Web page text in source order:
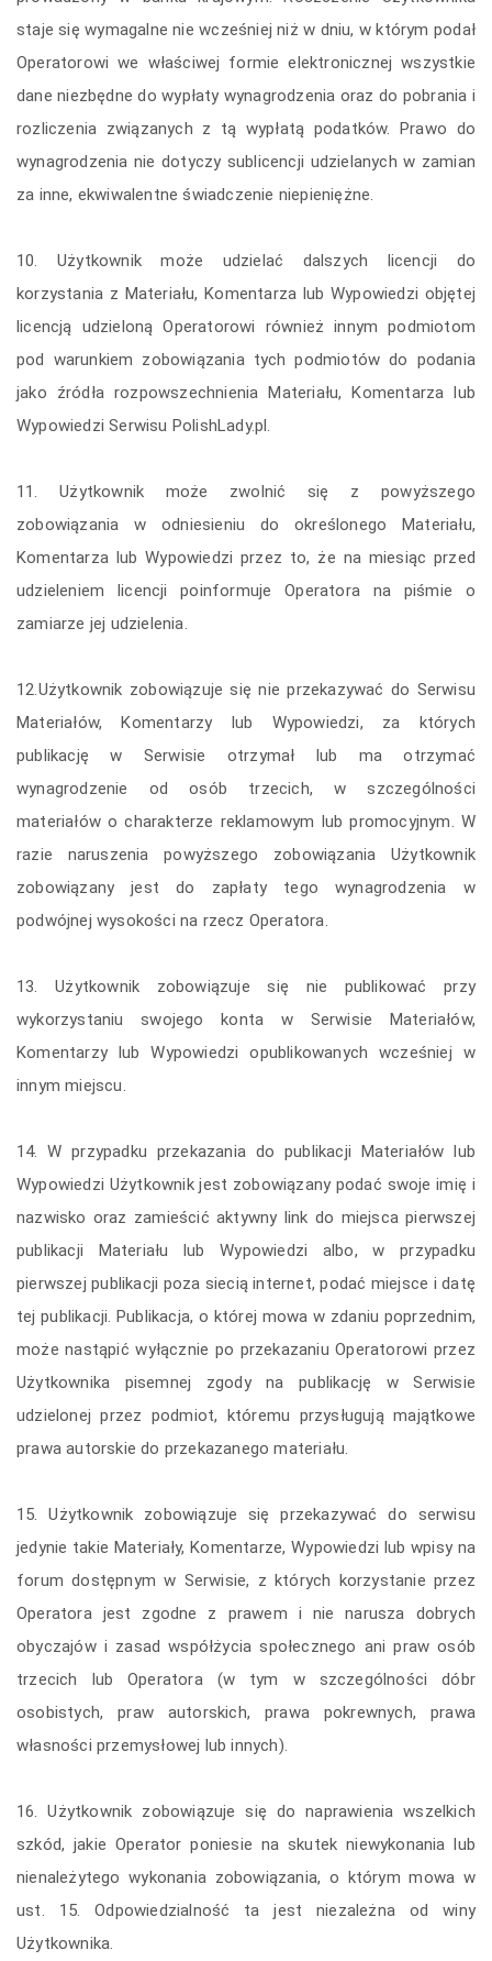
staje się wymagalne nie wcześniej niż w dniu, w którym podał
Operatorowi we właściwej formie elektronicznej wszystkie
dane niezbędne do wypłaty wynagrodzenia oraz do pobrania i
rozliczenia związanych z tą wypłatą podatków. Prawo do
wynagrodzenia nie dotyczy sublicencji udzielanych w zamian
za inne, ekwiwalentne świadczenie niepieniężne.
10. Użytkownik może udzielać dalszych licencji do
korzystania z Materiału, Komentarza lub Wypowiedzi objętej
licencją udzieloną Operatorowi również innym podmiotom
pod warunkiem zobowiązania tych podmiotów do podania
jako źródła rozpowszechnienia Materiału, Komentarza lub
Wypowiedzi Serwisu PolishLady.pl.
11. Użytkownik może zwolnić się z powyższego
zobowiązania w odniesieniu do określonego Materiału,
Komentarza lub Wypowiedzi przez to, że na miesiąc przed
udzieleniem licencji poinformuje Operatora na piśmie o
zamiarze jej udzielenia.
12.Użytkownik zobowiązuje się nie przekazywać do Serwisu
Materiałów, Komentarzy lub Wypowiedzi, za których
publikację w Serwisie otrzymał lub ma otrzymać
wynagrodzenie od osób trzecich, w szczególności
materiałów o charakterze reklamowym lub promocyjnym. W
razie naruszenia powyższego zobowiązania Użytkownik
zobowiązany jest do zapłaty tego wynagrodzenia w
podwójnej wysokości na rzecz Operatora.
13. Użytkownik zobowiązuje się nie publikować przy
wykorzystaniu swojego konta w Serwisie Materiałów,
Komentarzy lub Wypowiedzi opublikowanych wcześniej w
innym miejscu.
14. W przypadku przekazania do publikacji Materiałów lub
Wypowiedzi Użytkownik jest zobowiązany podać swoje imię i
nazwisko oraz zamieścić aktywny link do miejsca pierwszej
publikacji Materiału lub Wypowiedzi albo, w przypadku
pierwszej publikacji poza siecią internet, podać miejsce i datę
tej publikacji. Publikacja, o której mowa w zdaniu poprzednim,
może nastąpić wyłącznie po przekazaniu Operatorowi przez
Użytkownika pisemnej zgody na publikację w Serwisie
udzielonej przez podmiot, któremu przysługują majątkowe
prawa autorskie do przekazanego materiału.
15. Użytkownik zobowiązuje się przekazywać do serwisu
jedynie takie Materiały, Komentarze, Wypowiedzi lub wpisy na
forum dostępnym w Serwisie, z których korzystanie przez
Operatora jest zgodne z prawem i nie narusza dobrych
obyczajów i zasad współżycia społecznego ani praw osób
trzecich lub Operatora (w tym w szczególności dóbr
osobistych, praw autorskich, prawa pokrewnych, prawa
własności przemysłowej lub innych).
16. Użytkownik zobowiązuje się do naprawienia wszelkich
szkód, jakie Operator poniesie na skutek niewykonania lub
nienależytego wykonania zobowiązania, o którym mowa w
ust. 15. Odpowiedzialność ta jest niezależna od winy
Użytkownika.